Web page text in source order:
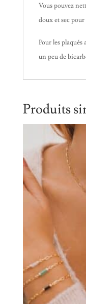
Vous pouvez
doux et sec
Pour les plaqués
un peu de
Produits